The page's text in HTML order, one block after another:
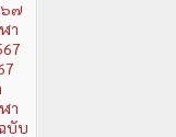
๖๗
า
า
บับ